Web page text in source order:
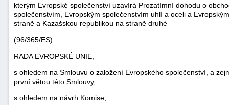
kterým Evropské společenství uzavírá Prozatímní dohodu o
společenstvím, Evropským společenstvím uhlí a oceli a
straně a Kazašskou republikou na straně druhé
(96/365/ES)
RADA EVROPSKÉ UNIE,
s ohledem na Smlouvu o založení Evropského společenství, a
první větou této Smlouvy,
s ohledem na návrh Komise,